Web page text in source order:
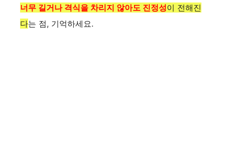
너무 길거나 격식을 차리지 않아도 진정성이 전해진
다는 점, 기억하세요.